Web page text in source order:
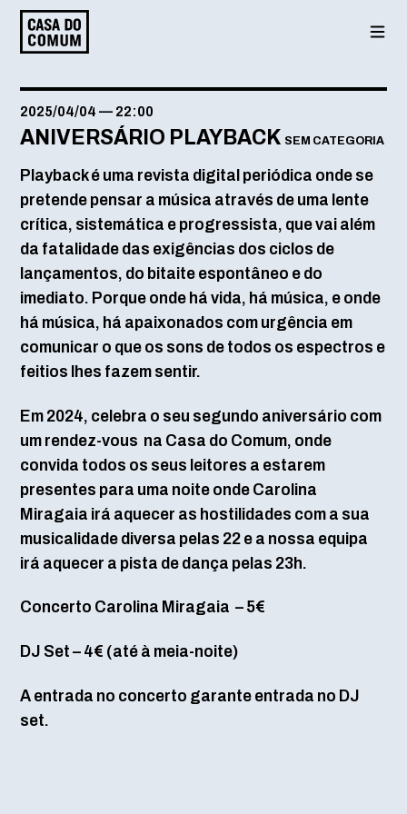
Saltar
para
conteúdo
2025/04/04 — 22:00
ANIVERSÁRIO PLAYBACK SEM CATEGORIA
Playback é uma revista digital periódica onde se
pretende pensar a música através de uma lente
crítica, sistemática e progressista, que vai além
da fatalidade das exigências dos ciclos de
lançamentos, do bitaite espontâneo e do
imediato. Porque onde há vida, há música, e onde
há música, há apaixonados com urgência em
comunicar o que os sons de todos os espectros e
feitios lhes fazem sentir.
Em 2024, celebra o seu segundo aniversário com
um rendez-vous na Casa do Comum, onde
convida todos os seus leitores a estarem
presentes para uma noite onde Carolina
Miragaia irá aquecer as hostilidades com a sua
musicalidade diversa pelas 22 e a nossa equipa
irá aquecer a pista de dança pelas 23h.
Concerto Carolina Miragaia – 5€
DJ Set – 4€ (até à meia-noite)
A entrada no concerto garante entrada no DJ
set.